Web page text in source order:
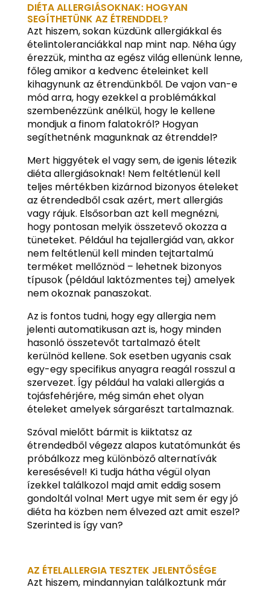
DIÉTA ALLERGIÁSOKNAK: HOGYAN
SEGÍTHETÜNK AZ ÉTRENDDEL?
Azt hiszem, sokan küzdünk allergiákkal és
ételintoleranciákkal nap mint nap. Néha úgy
érezzük, mintha az egész világ ellenünk lenne,
főleg amikor a kedvenc ételeinket kell
kihagynunk az étrendünkből. De vajon van-e
mód arra, hogy ezekkel a problémákkal
szembenézzünk anélkül, hogy le kellene
mondjuk a finom falatokról? Hogyan
segíthetnénk magunknak az étrenddel?
Mert higgyétek el vagy sem, de igenis létezik
diéta allergiásoknak! Nem feltétlenül kell
teljes mértékben kizárnod bizonyos ételeket
az étrendedből csak azért, mert allergiás
vagy rájuk. Elsősorban azt kell megnézni,
hogy pontosan melyik összetevő okozza a
tüneteket. Például ha tejallergiád van, akkor
nem feltétlenül kell minden tejtartalmú
terméket mellőznöd – lehetnek bizonyos
típusok (például laktózmentes tej) amelyek
nem okoznak panaszokat.
Az is fontos tudni, hogy egy allergia nem
jelenti automatikusan azt is, hogy minden
hasonló összetevőt tartalmazó ételt
kerülnöd kellene. Sok esetben ugyanis csak
egy-egy specifikus anyagra reagál rosszul a
szervezet. Így például ha valaki allergiás a
tojásfehérjére, még simán ehet olyan
ételeket amelyek sárgarészt tartalmaznak.
Szóval mielőtt bármit is kiiktatsz az
étrendedből végezz alapos kutatómunkát és
próbálkozz meg különböző alternatívák
keresésével! Ki tudja hátha végül olyan
ízekkel találkozol majd amit eddig sosem
gondoltál volna! Mert ugye mit sem ér egy jó
diéta ha közben nem élvezed azt amit eszel?
Szerinted is így van?
AZ ÉTELALLERGIA TESZTEK JELENTŐSÉGE
Azt hiszem, mindannyian találkoztunk már